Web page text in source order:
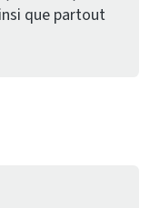
que partout